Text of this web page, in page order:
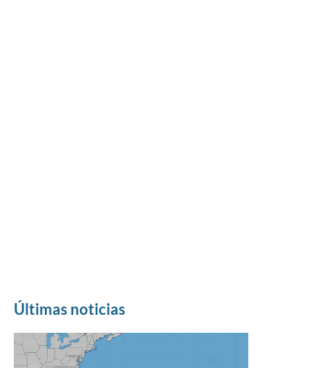
Últimas noticias